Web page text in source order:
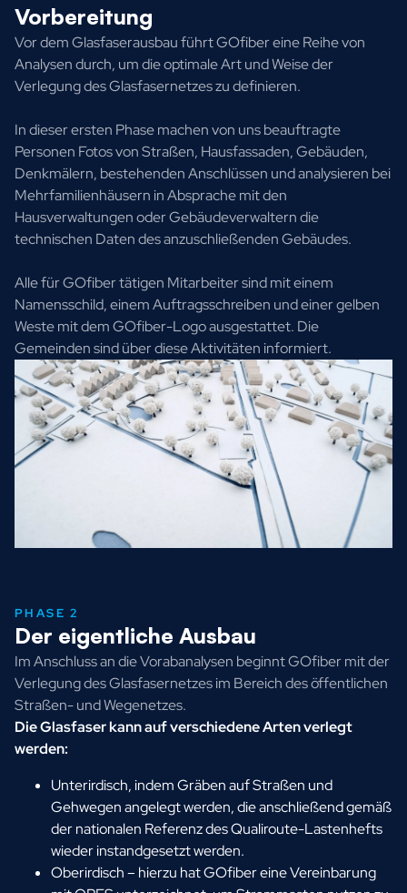
Vorbereitung
Vor dem Glasfaserausbau führt GOfiber eine Reihe von
Analysen durch, um die optimale Art und Weise der
Verlegung des Glasfasernetzes zu definieren.
In dieser ersten Phase machen von uns beauftragte
Personen Fotos von Straßen, Hausfassaden, Gebäuden,
Denkmälern, bestehenden Anschlüssen und analysieren bei
Mehrfamilienhäusern in Absprache mit den
Hausverwaltungen oder Gebäudeverwaltern die
technischen Daten des anzuschließenden Gebäudes.
Alle für GOfiber tätigen Mitarbeiter sind mit einem
Namensschild, einem Auftragsschreiben und einer gelben
Weste mit dem GOfiber-Logo ausgestattet. Die
Gemeinden sind über diese Aktivitäten informiert.
PHASE 2
Der eigentliche Ausbau
Im Anschluss an die Vorabanalysen beginnt GOfiber mit der
Verlegung des Glasfasernetzes im Bereich des öffentlichen
Straßen- und Wegenetzes.
Die Glasfaser kann auf verschiedene Arten verlegt
werden:
Unterirdisch, indem Gräben auf Straßen und
Gehwegen angelegt werden, die anschließend gemäß
der nationalen Referenz des Qualiroute-Lastenhefts
wieder instandgesetzt werden.
Oberirdisch – hierzu hat GOfiber eine Vereinbarung